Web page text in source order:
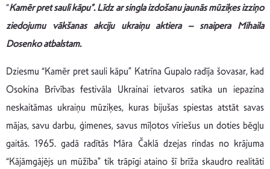
“Kamēr pret sauli kāpu”. Līdz arsingla izdošanu jaunās mūziķes izziņo
ziedojumu vākšanas akciju ukraiņu aktiera – snaipera Mihaila
Dosenko atbalstam.
Dziesmu “Kamēr pret sauli kāpu” Katrīna Gupalo radīja šovasar, kad
Osokina Brīvības festivāla Ukrainai ietvaros satika un iepazina
neskaitāmas ukraiņu mūziķes, kuras bijušas spiestas atstāt savas
mājas, savu darbu, ģimenes, savus mīļotos vīriešus un doties bēgļu
gaitās. 1965. gadā radītās Māra Čaklā dzejas rindas no krājuma
“Kājāmgājējs un mūžība” tik trāpīgi ataino šī brīža skaudro realitāti